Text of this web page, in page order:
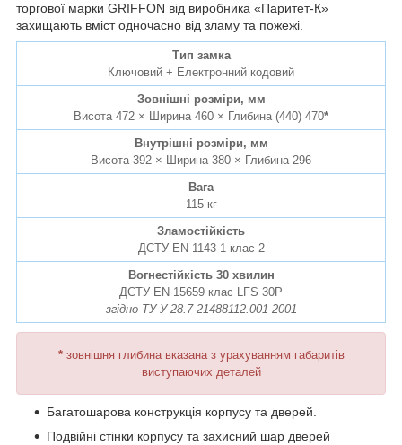
торгової марки GRIFFON від виробника «Паритет-К»
захищають вміст одночасно від зламу та пожежі.
Тип замка
Ключовий + Електронний кодовий
Зовнішні розміри, мм
Висота 472 × Ширина 460 × Глибина (440) 470*
Внутрішні розміри, мм
Висота 392 × Ширина 380 × Глибина 296
Вага
115 кг
Зламостійкість
ДСТУ EN 1143-1 клас 2
Вогнестійкість 30 хвилин
ДСТУ EN 15659 клас LFS 30P
згідно ТУ У 28.7-21488112.001-2001
*зовнішня глибина вказана з урахуванням габаритів
виступаючих деталей
Багатошарова конструкція корпусу та дверей.
Подвійні стінки корпусу та захисний шар дверей